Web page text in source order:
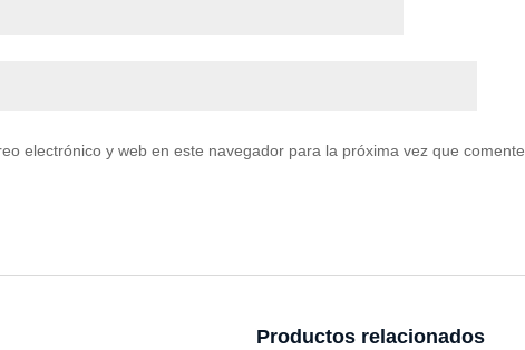
electrónico y web en este navegador para la próxima vez que comente.
Productos relacionados